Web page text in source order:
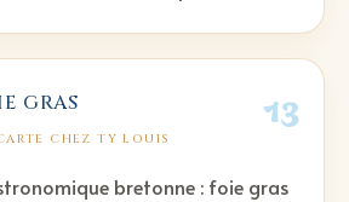
13
GRAS
CHEZ TY LOUIS
bretonne : foie gras